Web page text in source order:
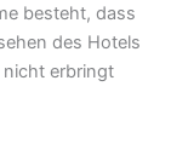
besteht, dass
des Hotels
nicht erbringt